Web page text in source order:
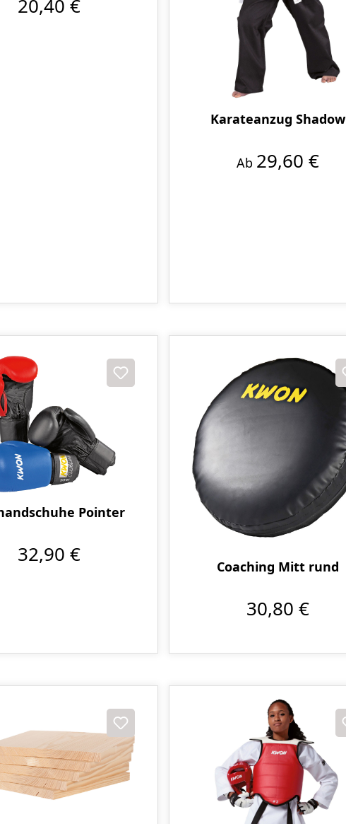
20,40 €
Karateanzug Shadow
Ab 29,60 €
Pointer
32,90 € Coaching Mitt rund
30,80 €